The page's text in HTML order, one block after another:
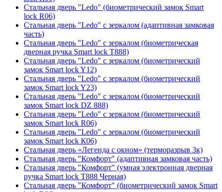
Стальная дверь "Ledo" (биометрический замок Smart
lock R06)
Стальная дверь "Ledo" с зеркалом (адаптивная замковая
часть)
Стальная дверь "Ledo" с зеркалом (биометрическая
дверная ручка Smart lock T888)
Стальная дверь "Ledo" с зеркалом (биометрический
замок Smart lock Y12)
Стальная дверь "Ledo" с зеркалом (биометрический
замок Smart lock Y23)
Стальная дверь "Ledo" с зеркалом (биометрический
замок Smart lock DZ 888)
Стальная дверь "Ledo" с зеркалом (биометрический
замок Smart lock R06)
Стальная дверь "Ledo" с зеркалом (биометрический
замок Smart lock К06)
Стальная дверь «Легенда с окном» (терморазрыв 3к)
Стальная дверь "Комфорт" (адаптивная замковая часть)
Стальная дверь "Комфорт" (умная электронная дверная
ручка Smart lock T888 Черная)
Стальная дверь "Комфорт" (биометрический замок Smart